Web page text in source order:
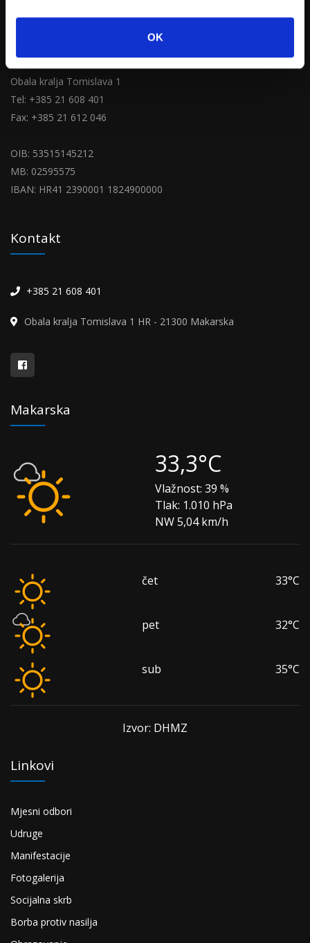
OK
Obala kralja Tomislava 1
Tel: +385 21 608 401
Fax: +385 21 612 046
OIB: 53515145212
MB: 02595575
IBAN: HR41 2390001 1824900000
Kontakt
+385 21 608 401
Obala kralja Tomislava 1 HR - 21300 Makarska
Makarska
33,3°C
Vlažnost: 39 %
Tlak: 1.010 hPa
NW 5,04 km/h
čet 33°C
pet 32°C
sub 35°C
Izvor: DHMZ
Linkovi
Mjesni odbori
Udruge
Manifestacije
Fotogalerija
Socijalna skrb
Borba protiv nasilja